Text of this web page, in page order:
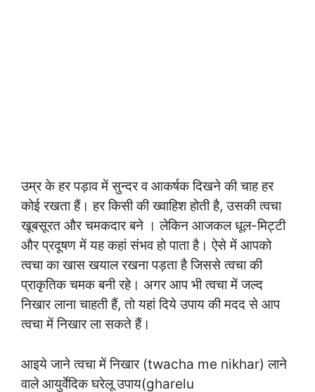
उम्र के हर पड़ाव में सुन्‍दर व आकर्षक दिखने की चाह हर
कोई रखता हैं। हर किसी की ख्वाहिश होती है, उसकी त्वचा
खूबसूरत और चमकदार बने । लेकिन आजकल धूल-मिट्टी
और प्रदूषण में यह कहां संभव हो पाता है। ऐसे में आपको
त्वचा का खास खयाल रखना पड़ता है जिससे त्वचा की
प्राकृतिक चमक बनी रहे। अगर आप भी त्‍वचा में जल्‍द
निखार लाना चाहती हैं, तो यहां दिये उपाय की मदद से आप
त्वचा में निखार ला सकते हैं।
आइये जाने त्वचा में निखार (twacha me nikhar) लाने
वाले आयुर्वेदिक घरेलू उपाय(gharelu